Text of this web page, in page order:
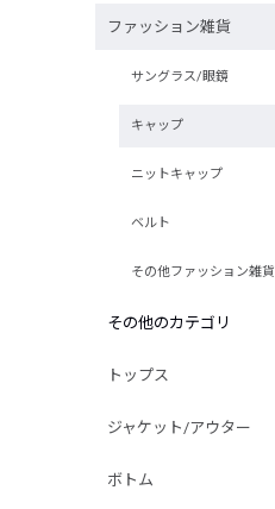
ファッション雑貨
サングラス/眼鏡
キャップ
ニットキャップ
ベルト
その他ファッション雑貨
その他のカテゴリ
トップス
ジャケット/アウター
ボトム